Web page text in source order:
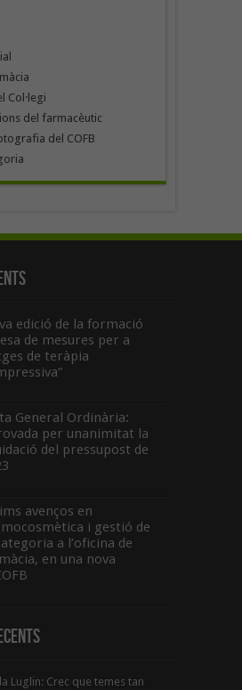
Col·legi
del farmacèutic
del COFB
edició de la formació
de mesures per a
de teràpia
General Ordinària:
per unanimitat la
del pressupost de
avenços en
i gestió de
a l’oficina de
en una nova
Luglin: Crec que temes tan